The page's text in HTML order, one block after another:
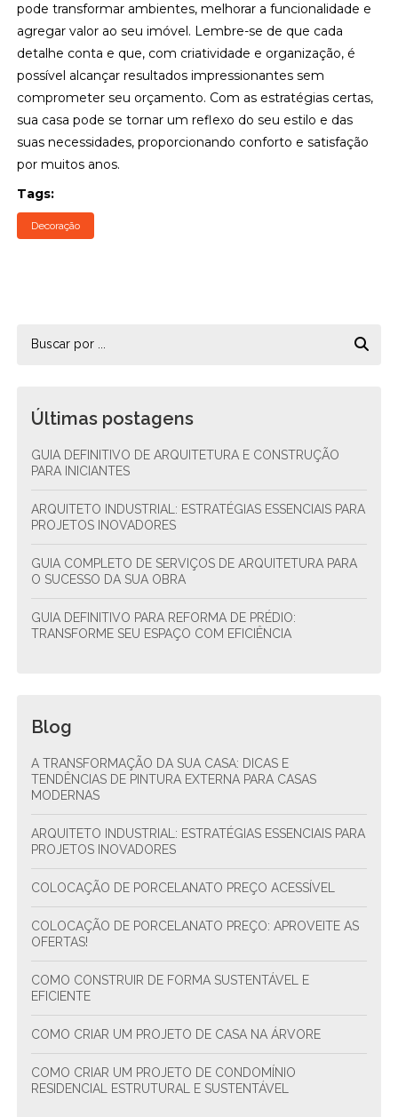
pode transformar ambientes, melhorar a funcionalidade e
agregar valor ao seu imóvel. Lembre-se de que cada
detalhe conta e que, com criatividade e organização, é
possível alcançar resultados impressionantes sem
comprometer seu orçamento. Com as estratégias certas,
sua casa pode se tornar um reflexo do seu estilo e das
suas necessidades, proporcionando conforto e satisfação
por muitos anos.
Tags:
Decoração
Últimas postagens
GUIA DEFINITIVO DE ARQUITETURA E CONSTRUÇÃO
PARA INICIANTES
ARQUITETO INDUSTRIAL: ESTRATÉGIAS ESSENCIAIS PARA
PROJETOS INOVADORES
GUIA COMPLETO DE SERVIÇOS DE ARQUITETURA PARA
O SUCESSO DA SUA OBRA
GUIA DEFINITIVO PARA REFORMA DE PRÉDIO:
TRANSFORME SEU ESPAÇO COM EFICIÊNCIA
Blog
A TRANSFORMAÇÃO DA SUA CASA: DICAS E
TENDÊNCIAS DE PINTURA EXTERNA PARA CASAS
MODERNAS
ARQUITETO INDUSTRIAL: ESTRATÉGIAS ESSENCIAIS PARA
PROJETOS INOVADORES
COLOCAÇÃO DE PORCELANATO PREÇO ACESSÍVEL
COLOCAÇÃO DE PORCELANATO PREÇO: APROVEITE AS
OFERTAS!
COMO CONSTRUIR DE FORMA SUSTENTÁVEL E
EFICIENTE
COMO CRIAR UM PROJETO DE CASA NA ÁRVORE
COMO CRIAR UM PROJETO DE CONDOMÍNIO
RESIDENCIAL ESTRUTURAL E SUSTENTÁVEL